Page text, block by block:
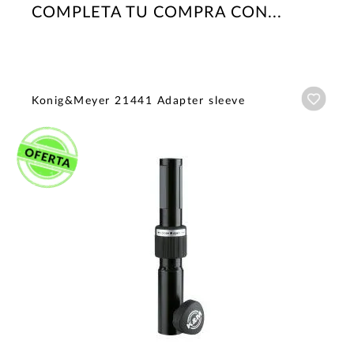
COMPLETA TU COMPRA CON...
Konig&Meyer 21441 Adapter sleeve